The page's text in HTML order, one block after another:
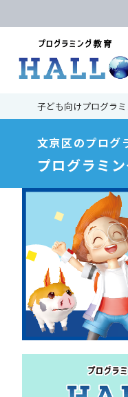
子ども向けプログラ
文京区のプログ
プログラミ